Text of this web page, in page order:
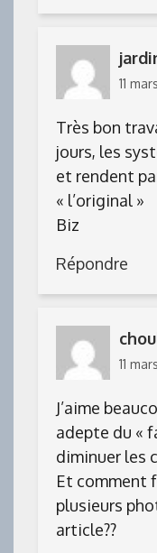
11
Très bon
jours, les
et rendent
« l’original »
Biz
Répondre
11
J’aime
adepte du «
diminuer les
Et comment
plusieurs
article??